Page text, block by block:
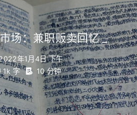
场：兼职贩卖回忆_
年1月4日 下午
字
10 分钟